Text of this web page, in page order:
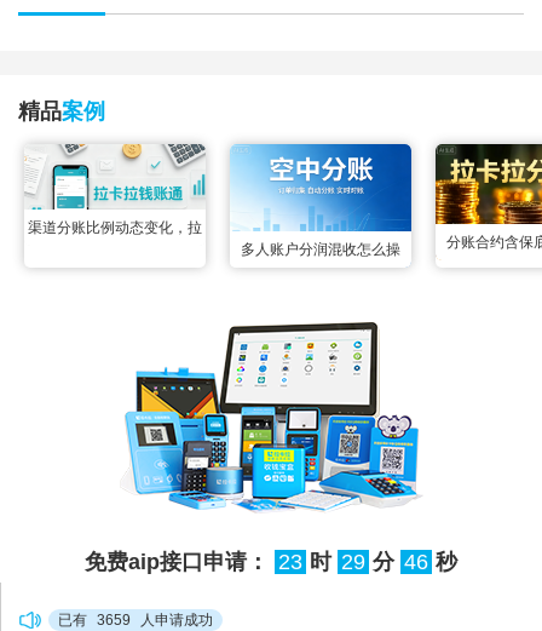
精品案例
渠道分账比例动态变化，拉
卡拉钱账通配置变更实时生
多人账户分润混收怎么操
很多联营场景里都遇到过多
账户资金混收的难题：一笔
订单的收款账户同时绑定了
3个以上分润方，所有资金
先全部归集到一起，事后根
本分不清哪部分属于谁，人
很容易出现分错、漏分的情
分账合约含保
免费aip接口申请： 23 时 29 分 46 秒
已有 3659 人申请成功